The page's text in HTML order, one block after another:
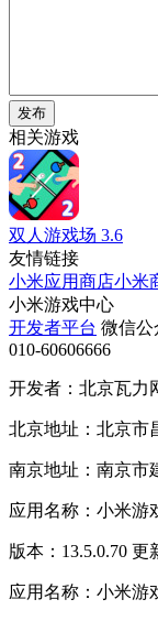
发布
相关游戏
双人游戏场 3.6
友情链接
小米应用商店小米
小米游戏中心
开发者平台 微信公
010-60606666
开发者：北京瓦力
北京地址：北京市
南京地址：南京市
应用名称：小米游
版本：13.5.0.70 更
应用名称：小米游